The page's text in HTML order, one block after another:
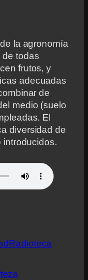
la agronomía
de todas
frutos, y
adecuadas
de
medio (suelo
El
diversidad de
introducidos.
Radioteca